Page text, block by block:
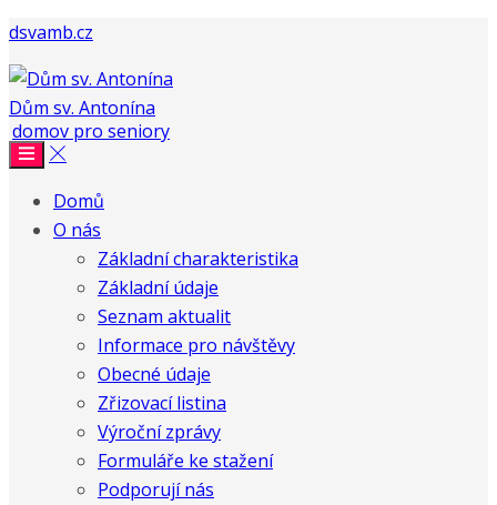
dsvamb.cz
Dům sv. Antonína
Domů
O nás
Základní charakteristika
Základní údaje
Seznam aktualit
Informace pro návštěvy
Obecné údaje
Zřizovací listina
Výroční zprávy
Formuláře ke stažení
Podporují nás